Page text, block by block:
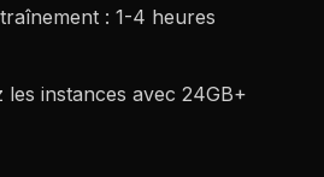
: 1-4 heures
les instances avec 24GB+